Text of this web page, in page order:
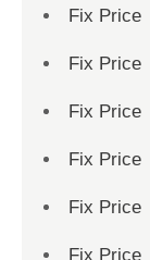
Fix Price
Fix Price
Fix Price
Fix Price
Fix Price
Fix Price